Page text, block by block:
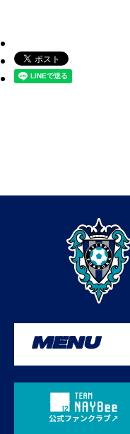
MENU
公式ファンクラブ